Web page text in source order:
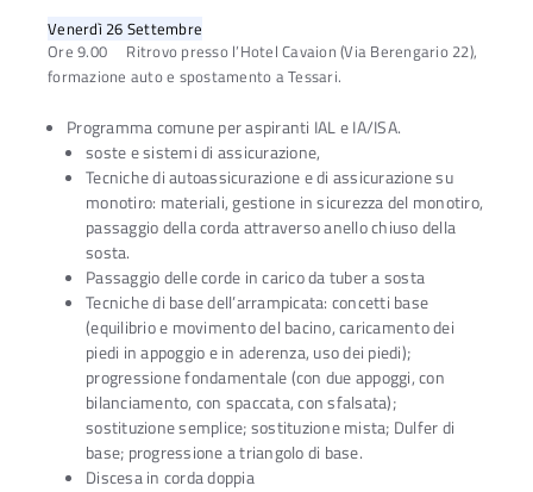
Venerdì 26 Settembre
Ore 9.00 Ritrovo presso l’Hotel Cavaion (Via Berengario 22),
formazione auto e spostamento a Tessari.
Programma comune per aspiranti IAL e IA/ISA.
soste e sistemi di assicurazione,
Tecniche di autoassicurazione e di assicurazione su
monotiro: materiali, gestione in sicurezza del monotiro,
passaggio della corda attraverso anello chiuso della
sosta.
Passaggio delle corde in carico da tuber a sosta
Tecniche di base dell’arrampicata: concetti base
(equilibrio e movimento del bacino, caricamento dei
piedi in appoggio e in aderenza, uso dei piedi);
progressione fondamentale (con due appoggi, con
bilanciamento, con spaccata, con sfalsata);
sostituzione semplice; sostituzione mista; Dulfer di
base; progressione a triangolo di base.
Discesa in corda doppia